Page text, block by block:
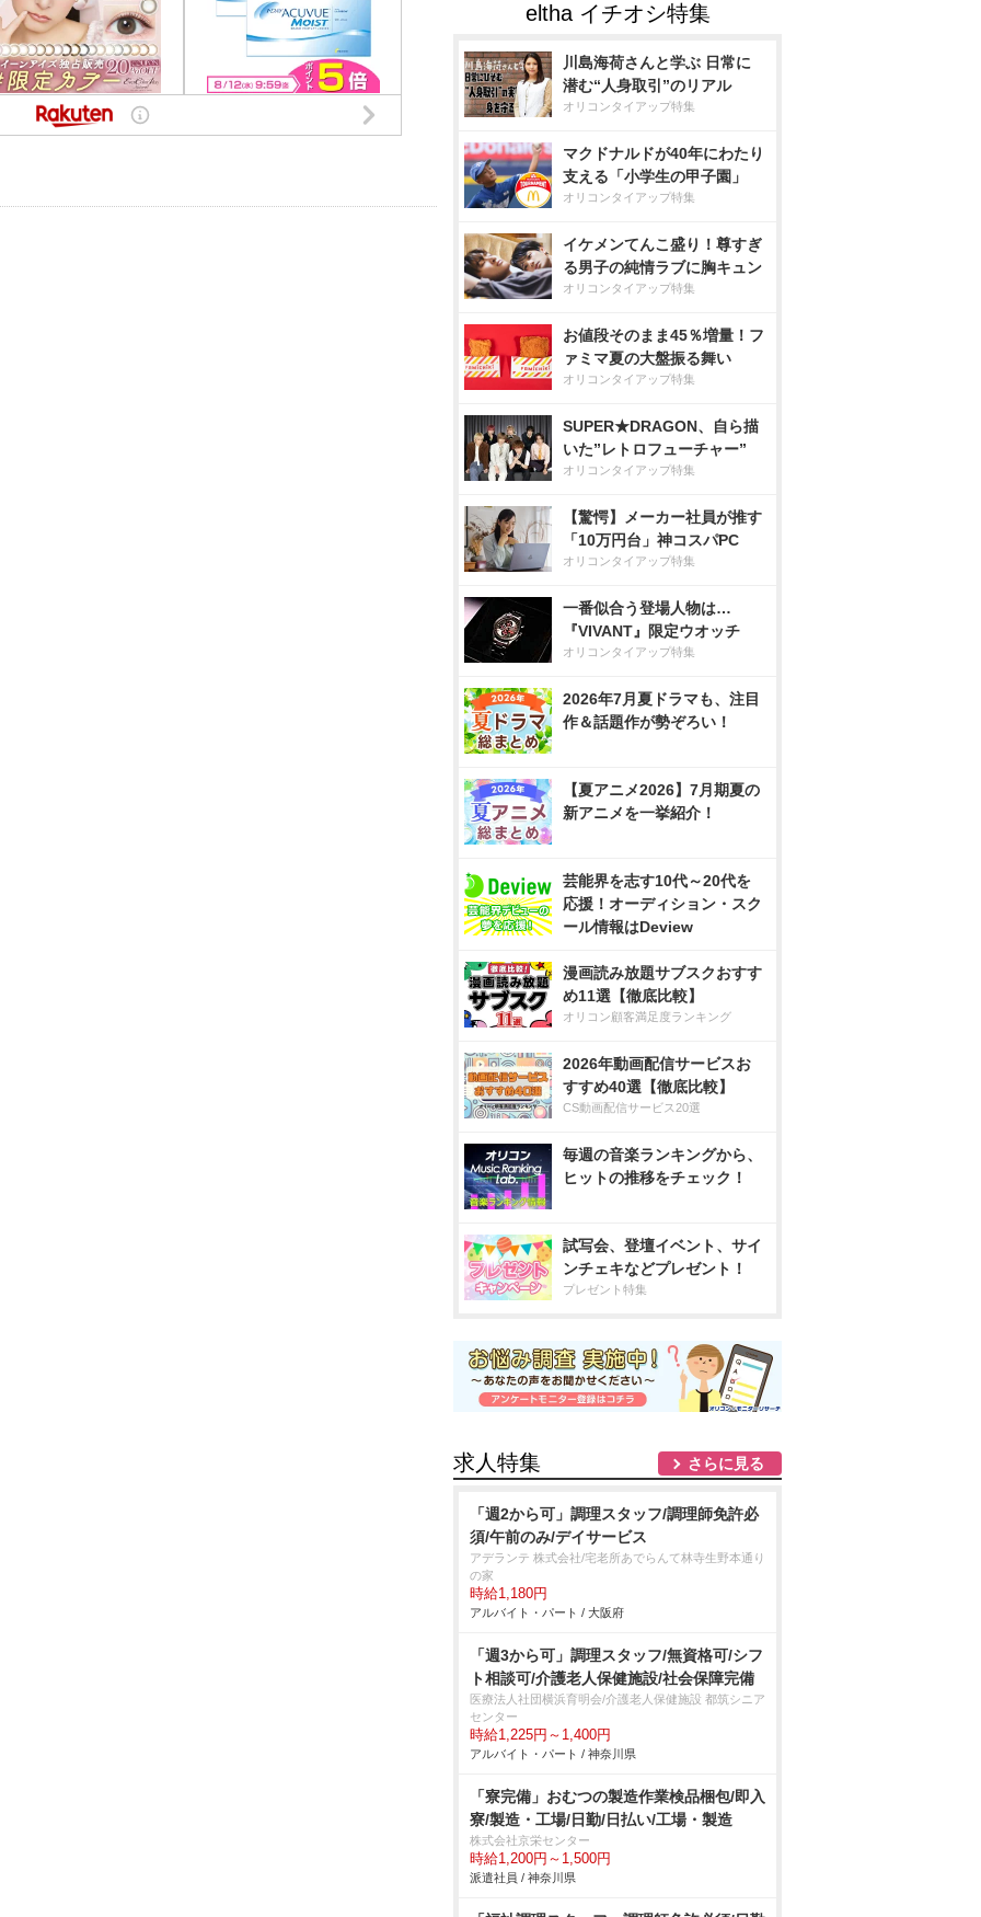
川島海荷さんと学ぶ 日常に
潜む“人身取引”のリアル
オリコンタイアップ特集
マクドナルドが40年にわたり
支える「小学生の甲子園」
オリコンタイアップ特集
イケメンてんこ盛り！尊すぎ
る男子の純情ラブに胸キュン
オリコンタイアップ特集
お値段そのまま45％増量！フ
ァミマ夏の大盤振る舞い
オリコンタイアップ特集
SUPER★DRAGON、自ら描
いた”レトロフューチャー”
オリコンタイアップ特集
【驚愕】メーカー社員が推す
「10万円台」神コスパPC
オリコンタイアップ特集
一番似合う登場人物は…
『VIVANT』限定ウオッチ
オリコンタイアップ特集
2026年7月夏ドラマも、注目
作＆話題作が勢ぞろい！
【夏アニメ2026】7月期夏の
新アニメを一挙紹介！
芸能界を志す10代～20代を
応援！オーディション・スク
ール情報はDeview
漫画読み放題サブスクおすす
め11選【徹底比較】
オリコン顧客満足度ランキング
2026年動画配信サービスお
すすめ40選【徹底比較】
CS動画配信サービス20選
毎週の音楽ランキングから、
ヒットの推移をチェック！
試写会、登壇イベント、サイ
ンチェキなどプレゼント！
プレゼント特集
求人特集 さらに見る
「週2から可」調理スタッフ/調理師免許必
須/午前のみ/デイサービス
アデランテ 株式会社/宅老所あでらんて林寺生野本通り
の家
時給1,180円
アルバイト・パート / 大阪府
「週3から可」調理スタッフ/無資格可/シフ
ト相談可/介護老人保健施設/社会保障完備
医療法人社団横浜育明会/介護老人保健施設 都筑シニア
センター
時給1,225円～1,400円
アルバイト・パート / 神奈川県
「寮完備」おむつの製造作業検品梱包/即入
寮/製造・工場/日勤/日払い/工場・製造
株式会社京栄センター
時給1,200円～1,500円
派遣社員 / 神奈川県